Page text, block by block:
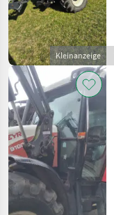
Kleinanzeige